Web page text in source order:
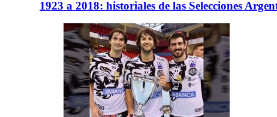
1923 a 2018: historiales de las Selecciones